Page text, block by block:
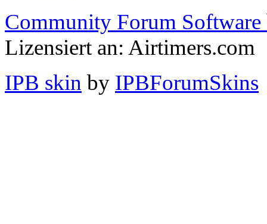
Community Forum Software
Lizensiert an: Airtimers.com
IPB skin by IPBForumSkins